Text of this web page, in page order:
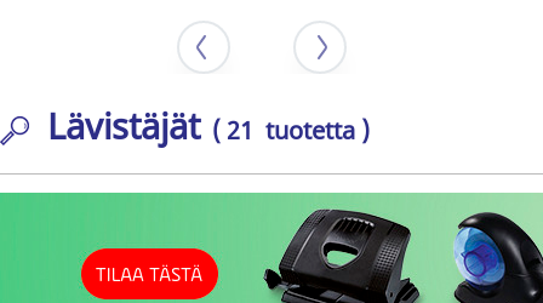
Lävistäjät ( 21 tuotetta )